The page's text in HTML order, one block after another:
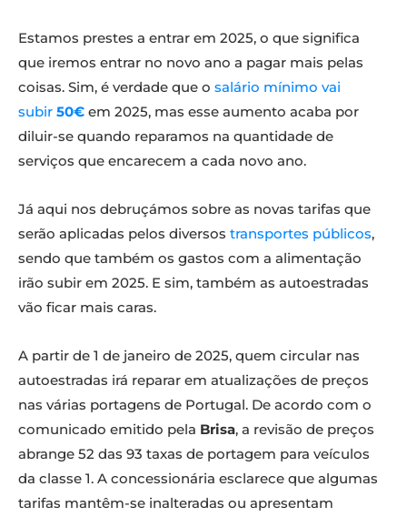
Estamos prestes a entrar em 2025, o que significa
que iremos entrar no novo ano a pagar mais pelas
coisas. Sim, é verdade que o salário mínimo vai
subir 50€ em 2025, mas esse aumento acaba por
diluir-se quando reparamos na quantidade de
serviços que encarecem a cada novo ano.
Já aqui nos debruçámos sobre as novas tarifas que
serão aplicadas pelos diversos transportes públicos,
sendo que também os gastos com a alimentação
irão subir em 2025. E sim, também as autoestradas
vão ficar mais caras.
A partir de 1 de janeiro de 2025, quem circular nas
autoestradas irá reparar em atualizações de preços
nas várias portagens de Portugal. De acordo com o
comunicado emitido pela Brisa, a revisão de preços
abrange 52 das 93 taxas de portagem para veículos
da classe 1. A concessionária esclarece que algumas
tarifas mantêm-se inalteradas ou apresentam